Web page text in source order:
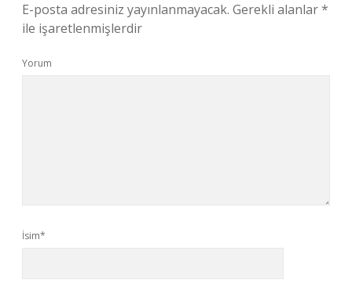
E-posta adresiniz yayınlanmayacak. Gerekli alanlar*
ile işaretlenmişlerdir
Yorum
İsim*